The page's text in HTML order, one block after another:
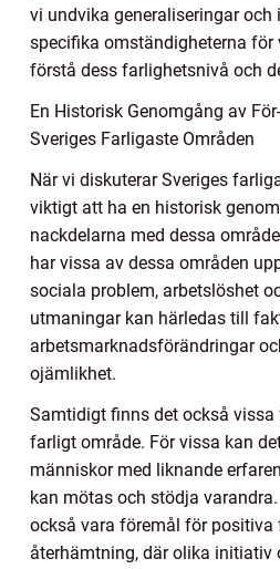
vi undvika generaliseringar och
specifika omständigheterna för
förstå dess farlighetsnivå och
En Historisk Genomgång av
Sveriges Farligaste Områden
När vi diskuterar Sveriges
viktigt att ha en historisk
nackdelarna med dessa
har vissa av dessa områden
sociala problem, arbetslöshet
utmaningar kan härledas till
arbetsmarknadsförändringar
ojämlikhet.
Samtidigt finns det också
farligt område. För vissa kan
människor med liknande
kan mötas och stödja
också vara föremål för positiva
återhämtning, där olika initiativ